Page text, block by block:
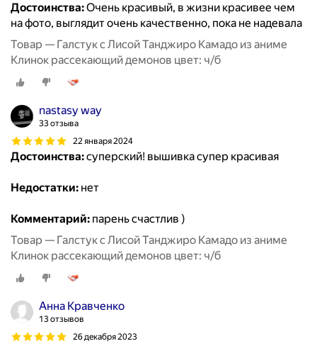
Достоинства:Очень красивый, в жизни красивее чем
на фото, выглядит очень качественно, пока не надевала
Товар — Галстук с Лисой Танджиро Камадо из аниме
Клинок рассекающий демонов цвет: ч/б
nastasy way
33 отзыва
22 января 2024
Достоинства:суперский! вышивка супер красивая
Недостатки: нет
Комментарий: парень счастлив )
Товар — Галстук с Лисой Танджиро Камадо из аниме
Клинок рассекающий демонов цвет: ч/б
Анна Кравченко
13 отзывов
26 декабря 2023